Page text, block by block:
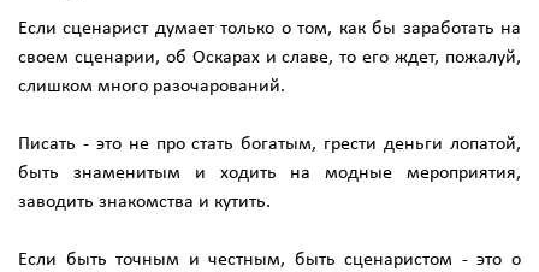
Если сценарист думает только о том, как бы заработать на
своем сценарии, об Оскарах и славе, то его ждет, пожалуй,
слишком много разочарований.
Писать - это не про стать богатым, грести деньги лопатой,
быть знаменитым и ходить на модные мероприятия,
заводить знакомства и кутить.
Если быть точным и честным, быть сценаристом - это о